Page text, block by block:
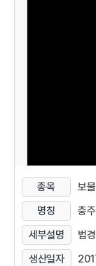
종목
보물
명칭
충
세부설명
법
생산일자